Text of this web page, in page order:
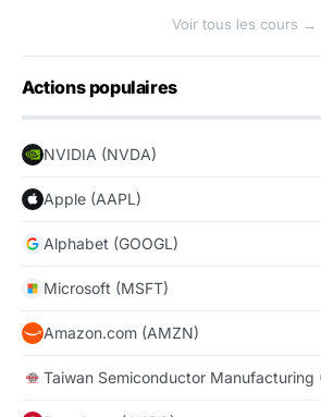
Voir tous les cours →
Actions populaires
NVIDIA (NVDA)
Apple (AAPL)
Alphabet (GOOGL)
Microsoft (MSFT)
Amazon.com (AMZN)
Taiwan Semiconductor Manufacturing